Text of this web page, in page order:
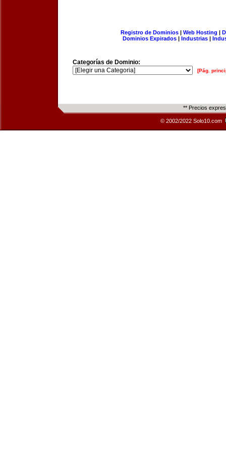
Registro de Dominios| Web Hosting |
Dominios Expirados | Industrias |
Categorías de Dominio:
[Pág.
** Precios
© 2002/2022 Solo10.com